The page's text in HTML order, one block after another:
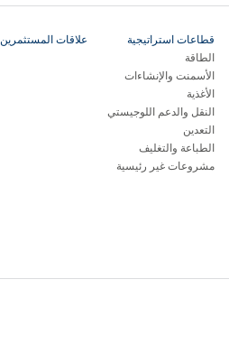
قطاعات استراتيجية
الطاقة
الأسمنت والإنشاءات
الأغذية
النقل والدعم اللوجيستي
التعدين
الطباعة والتغليف
مشروعات غير رئيسية
علاقات المستثمرين